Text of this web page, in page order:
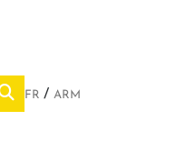
FR ARM